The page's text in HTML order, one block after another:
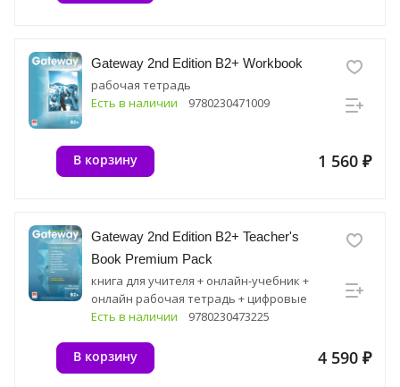
Gateway 2nd Edition B2+ Workbook
рабочая тетрадь
Есть в наличии
9780230471009
1 560 ₽
В корзину
Gateway 2nd Edition B2+ Teacher's
Book Premium Pack
книга для учителя + онлайн-учебник +
онлайн рабочая тетрадь + цифровые
ресурсные материалы
Есть в наличии 9780230473225
4 590 ₽
В корзину